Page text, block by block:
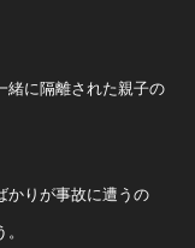
緒に隔離された親子の
かりが事故に遭うの